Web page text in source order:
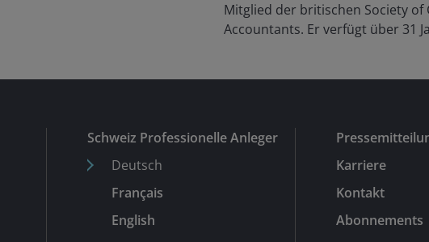
Mitglied der britischen Society
Accountants. Er verfügt über 31
Schweiz Professionelle Anleger
Deutsch
Français
English
Karriere
Kontakt
Abonnements